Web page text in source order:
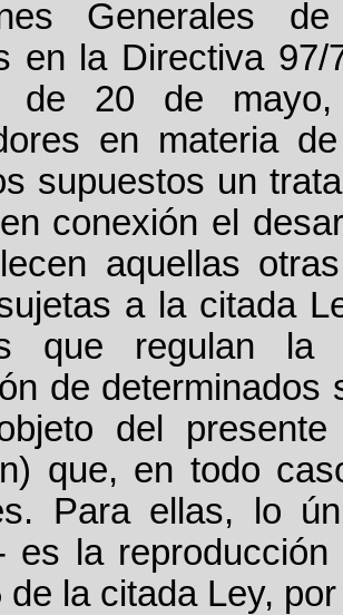
Generales
en la Directiva
de 20 de
en materia
supuestos un
conexión el
aquellas
a la citada
que regulan
de
del
que, en todo
Para ellas, lo
es la
de la citada Ley,